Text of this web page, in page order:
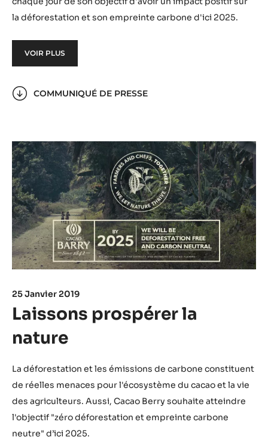
la déforestation et son empreinte carbone d'ici 2025.
VOIR PLUS
COMMUNIQUÉ DE PRESSE
25 Janvier 2019
Laissons prospérer la
nature
La déforestation et les émissions de carbone constituent
de réelles menaces pour l'écosystème du cacao et la vie
des agriculteurs. Aussi, Cacao Berry souhaite atteindre
l'objectif "zéro déforestation et empreinte carbone
neutre" d’ici 2025.